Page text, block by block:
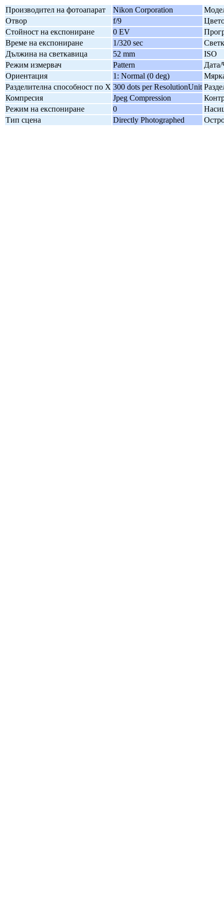
Производител на фотоапарат Nikon Corporation
Отвор
f/9
Стойност на експониране
0 EV
Време на експониране
1/320 sec
Дължина на светкавица
52 mm
ISO
Режим измервач
Pattern
Дата/
Ориентация
1: Normal (0 deg)
Разделителна способност по X 300 dots per ResolutionUnit
Компресия
Jpeg Compression
Режим на експониране
0
Тип сцена
Directly Photographed